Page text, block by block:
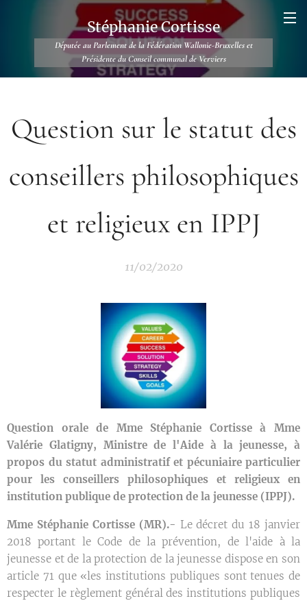
Stéphanie Cortisse
Députée au Parlement de la Fédération Wallonie-Bruxelles et
Présidente du Conseil communal de Verviers
Question sur le statut des
conseillers philosophiques
et religieux en IPPJ
11/02/2020
Question orale de Mme Stéphanie Cortisse à Mme
Valérie Glatigny, Ministre de l'Aide à la jeunesse, à
propos du statut administratif et pécuniaire particulier
pour les conseillers philosophiques et religieux en
institution publique de protection de la jeunesse (IPPJ).
Mme Stéphanie Cortisse (MR).- Le décret du 18 janvier
2018 portant le Code de la prévention, de l'aide à la
jeunesse et de la protection de la jeunesse dispose en son
article 71 que «les institutions publiques sont tenues de
respecter le règlement général des institutions publiques